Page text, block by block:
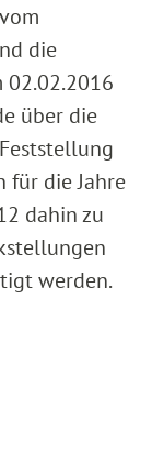
die
02.02.2016
über die
für die Jahre
dahin zu
werden.